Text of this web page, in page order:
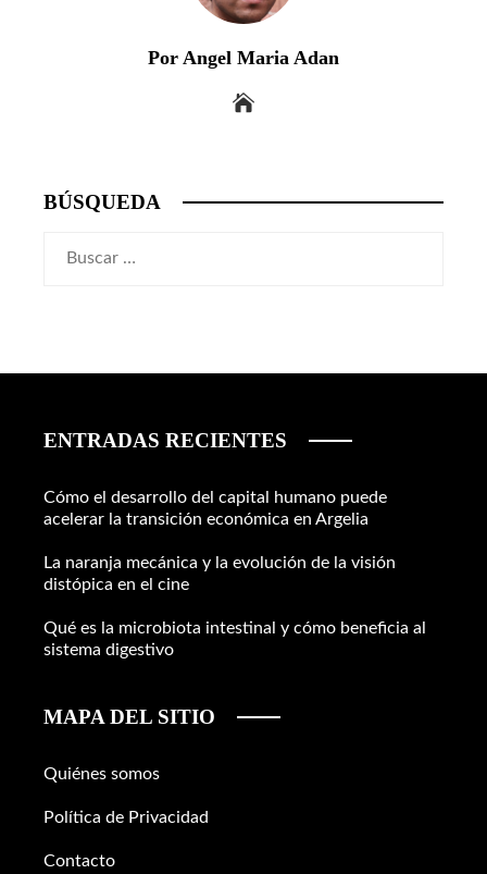
Por Angel Maria Adan
BÚSQUEDA
ENTRADAS RECIENTES
Cómo el desarrollo del capital humano puede
acelerar la transición económica en Argelia
La naranja mecánica y la evolución de la visión
distópica en el cine
Qué es la microbiota intestinal y cómo beneficia al
sistema digestivo
MAPA DEL SITIO
Quiénes somos
Política de Privacidad
Contacto